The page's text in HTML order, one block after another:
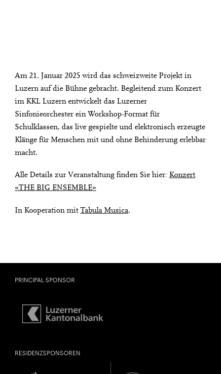
Am 21. Januar 2025 wird das schweizweite Projekt in
Luzern auf die Bühne gebracht. Begleitend zum Konzert
im KKL Luzern entwickelt das Luzerner
Sinfonieorchester ein Workshop-Format für
Schulklassen, das live gespielte und elektronisch erzeugte
Klänge für Menschen mit und ohne Behinderung erlebbar
macht.
Alle Details zur Veranstaltung finden Sie hier: Konzert
«THE BIG ENSEMBLE»
In Kooperation mit Tabula Musica.
PRINCIPAL SPONSOR
RESIDENZSPONSOREN